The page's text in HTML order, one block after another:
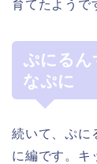
育てたようで
ぷにるん
なぷに
続いて、ぷに
に編です。キ